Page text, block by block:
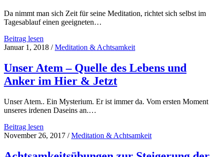
der
Meditation
Atem
zu
bleiben
Da nimmt man sich Zeit für seine Meditation, richtet sich selbst im
Tagesablauf einen geeigneten…
Beitrag lesen
der
mit
Ablenkungen
des
umgehen
Januar 1, 2018 /Meditation & Achtsamkeit
Unser Atem – Quelle des Lebens und
Anker im Hier & Jetzt
Unser Atem.. Ein Mysterium. Er ist immer da. Vom ersten Moment
unseres irdenen Daseins an.…
Beitrag lesen
Atem
Quelle
November 26, 2017 /Meditation & Achtsamkeit